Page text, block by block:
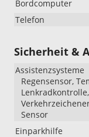
Bordcomputer
Telefon
Sicherheit &
Assistenzsysteme
Regensensor,
Sensor
Einparkhilfe